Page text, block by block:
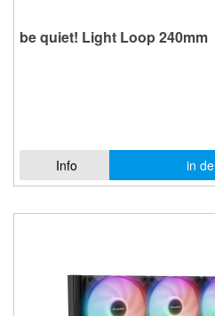
be quiet! Light Loop 240mm
Info in